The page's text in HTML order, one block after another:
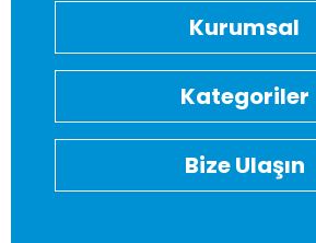
Kurumsal
Kategoriler
Bize Ulaşın